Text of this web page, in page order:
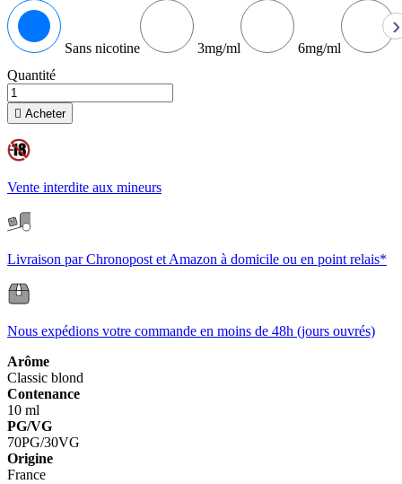
Sans nicotine 3mg/ml 6mg/ml
›
Quantité
 Acheter
Vente interdite aux mineurs
Livraison par Chronopost et Amazon à domicile ou en point relais*
Nous expédions votre commande en moins de 48h (jours ouvrés)
Arôme
Classic blond
Contenance
10 ml
PG/VG
70PG/30VG
Origine
France